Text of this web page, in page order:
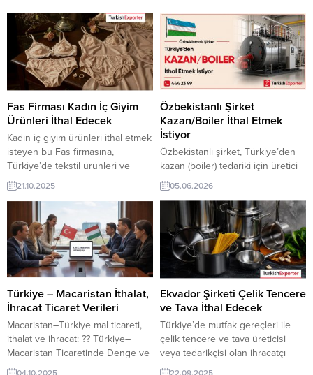
Fas Firması Kadın İç Giyim
Ürünleri İthal Edecek
Kadın iç giyim ürünleri ithal etmek
isteyen bu Fas firmasına,
Türkiye’de tekstil ürünleri ve
hazır giyim ile kadın iç giyim
üreticisi veya tedarikçisi olan
ihracatçı firmalar teklif sunabilirler.
Yeni bir ihracat pazarı fırsatı olan
bu alım ilanının iletişim bilgilerine
TurkishExporter VIP üyeleri ile TE
üyelik kredisi sahibi ihracat
şirketleri erişebilmektedir....
21.10.2025
Özbekistanlı Şirket
Kazan/Boiler İthal Etmek
İstiyor
Özbekistanlı şirket, Türkiye’den
kazan (boiler) tedariki için üretici
ve/veya ihracatçı firma arıyor.
İnşaat, endüstriyel tesisler ve
ısıtma sistemleri projelerinde
kullanılacak kaliteli kazan
modelleri için Türk üreticilerden
teknik özellikler, ürün katalogları
ve fiyat teklifleri talep ediyor. ➤
Talebin detaylarına buradan
ulaşabilirsiniz. İletişim: 444 23 99
– 539 773 3550 Tüm dünyadan...
05.06.2026
Türkiye – Macaristan İthalat,
İhracat Ticaret Verileri
Macaristan–Türkiye mal ticareti,
ithalat ve ihracat: ?? Türkiye–
Macaristan Ticaretinde Denge ve
Çeşitlilik ?? Türkiye ile Macaristan
Ekvador Şirketi Çelik Tencere
ve Tava İthal Edecek
Türkiye’de mutfak gereçleri ile
çelik tencere ve tava üreticisi
veya tedarikçisi olan ihracatçı
firmalar için, Ekvador’dan gelen